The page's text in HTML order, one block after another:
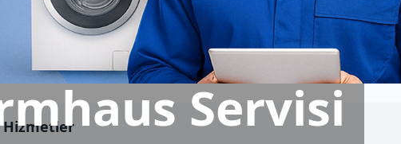
Servisi
Hizmetler